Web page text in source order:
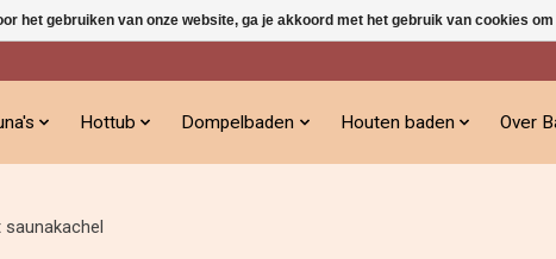
Hottub Dompelbaden Houten baden Over
saunakachel
het gebruiken van onze website, ga je akkoord met het gebruik van cookies